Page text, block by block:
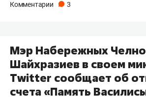
Комментарии 3
Мэр Набережных
Шайхразиев в своем
Twitter сообщает об
счета «Память